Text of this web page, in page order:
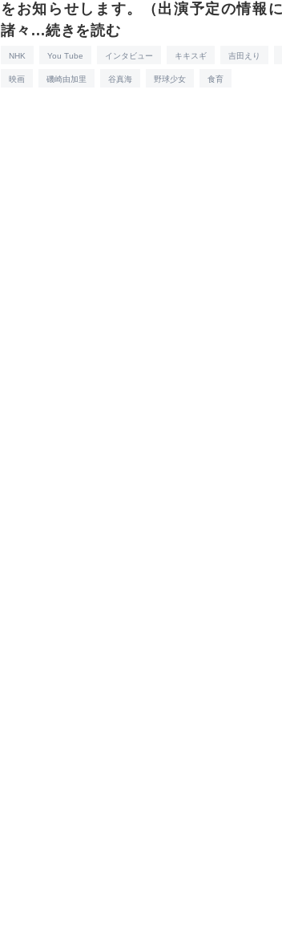
をお知らせします。（出演予定の情報
諸々...続きを読む
NHK You Tube インタビュー キキスギ 吉田えり
映画 磯崎由加里 谷真海 野球少女 食育